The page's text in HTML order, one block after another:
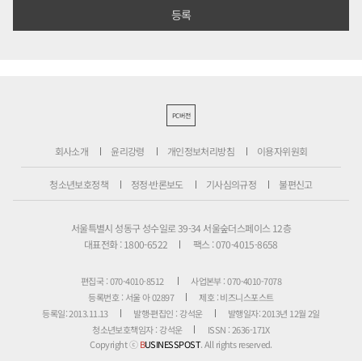
PC버전
회사소개 윤리강령 개인정보처리방침 이용자위원회
청소년보호정책 정정·반론보도 기사심의규정 불편신고
서울특별시 성동구 성수일로 39-34 서울숲더스페이스 12층
대표전화 : 1800-6522
팩스 : 070-4015-8658
편집국 : 070-4010-8512
사업본부 : 070-4010-7078
등록번호 : 서울 아 02897
제호 : 비즈니스포스트
등록일: 2013.11.13
발행·편집인 : 강석운
발행일자: 2013년 12월 2일
청소년보호책임자 : 강석운
ISSN : 2636-171X
Copyright ⓒBUSINESSPOST. All rights reserved.